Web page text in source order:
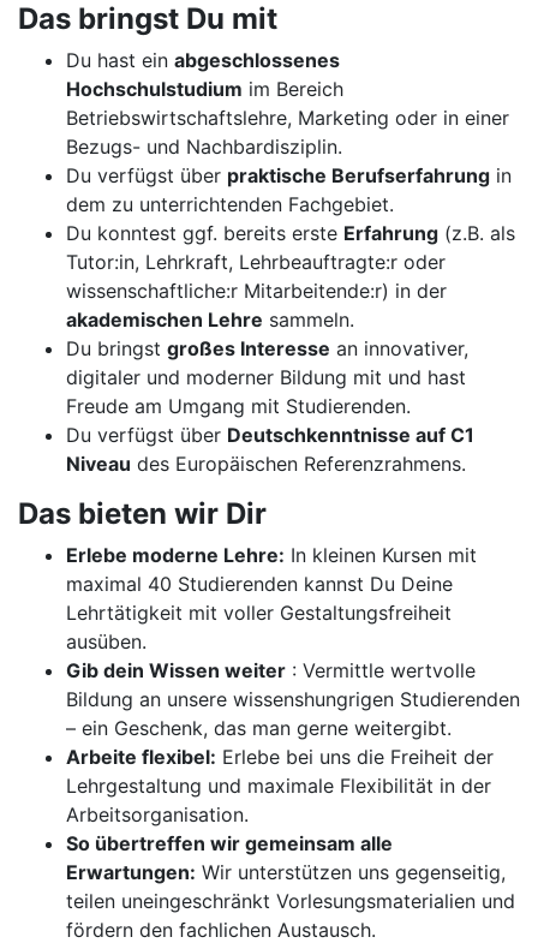
Das bringst Du mit
Du hast ein abgeschlossenes
Hochschulstudium im Bereich
Betriebswirtschaftslehre, Marketing oder in einer
Bezugs- und Nachbardisziplin.
Du verfügst über praktische Berufserfahrung in
dem zu unterrichtenden Fachgebiet.
Du konntest ggf. bereits erste Erfahrung (z.B. als
Tutor:in, Lehrkraft, Lehrbeauftragte:r oder
wissenschaftliche:r Mitarbeitende:r) in der
akademischen Lehre sammeln.
Du bringst großes Interesse an innovativer,
digitaler und moderner Bildung mit und hast
Freude am Umgang mit Studierenden.
Du verfügst über Deutschkenntnisse auf C1
Niveau des Europäischen Referenzrahmens.
Das bieten wir Dir
Erlebe moderne Lehre: In kleinen Kursen mit
maximal 40 Studierenden kannst Du Deine
Lehrtätigkeit mit voller Gestaltungsfreiheit
ausüben.
Gib dein Wissen weiter : Vermittle wertvolle
Bildung an unsere wissenshungrigen Studierenden
– ein Geschenk, das man gerne weitergibt.
Arbeite flexibel: Erlebe bei uns die Freiheit der
Lehrgestaltung und maximale Flexibilität in der
Arbeitsorganisation.
So übertreffen wir gemeinsam alle
Erwartungen: Wir unterstützen uns gegenseitig,
teilen uneingeschränkt Vorlesungsmaterialien und
fördern den fachlichen Austausch.